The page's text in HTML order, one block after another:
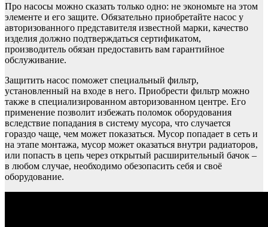
Про насосы можно сказать только одно: не экономьте на этом
элементе и его защите. Обязательно приобретайте насос у
авторизованного представителя известной марки, качество
изделия должно подтверждаться сертификатом,
производитель обязан предоставить вам гарантийное
обслуживание.
Защитить насос поможет специальный фильтр,
установленный на входе в него. Приобрести фильтр можно
также в специализированном авторизованном центре. Его
применение позволит избежать поломок оборудования
вследствие попадания в систему мусора, что случается
гораздо чаще, чем может показаться. Мусор попадает в сеть и
на этапе монтажа, мусор может оказаться внутри радиаторов,
или попасть в цепь через открытый расширительный бачок –
в любом случае, необходимо обезопасить себя и своё
оборудование.